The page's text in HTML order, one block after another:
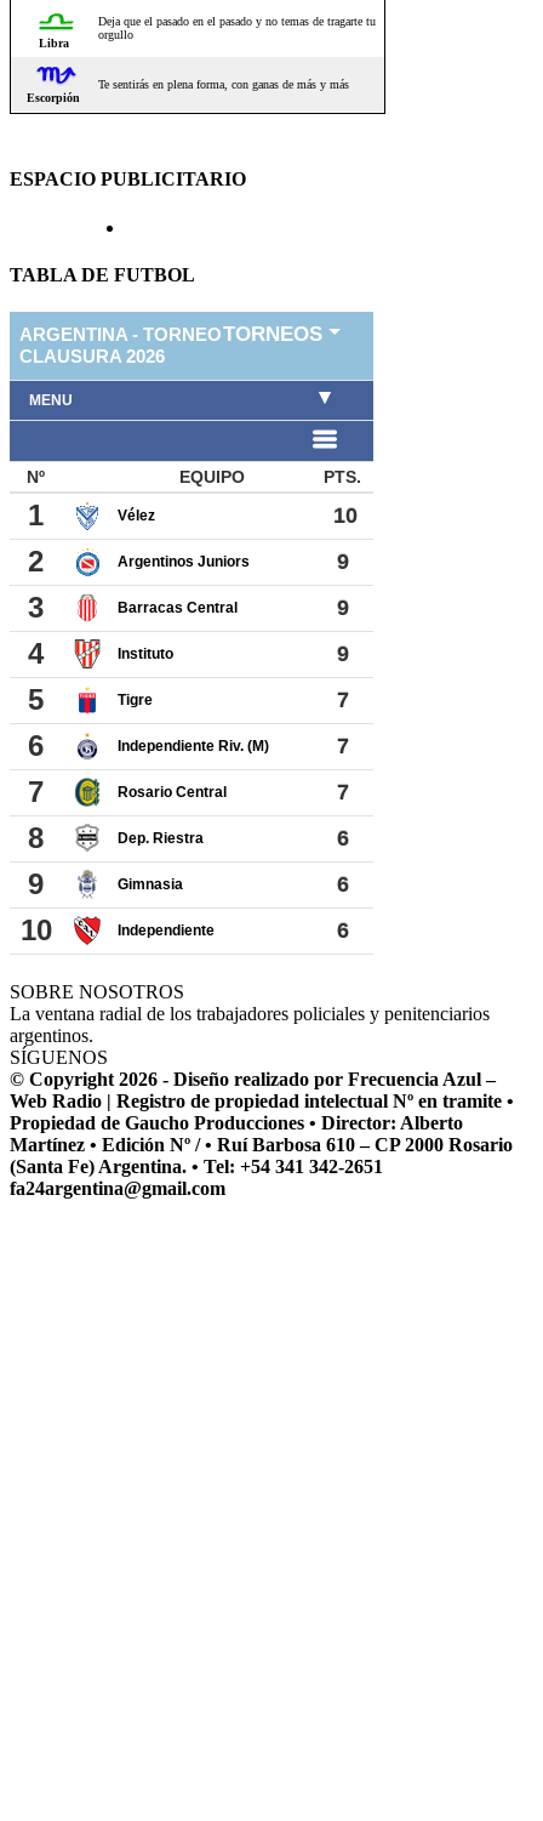
ESPACIO PUBLICITARIO
TABLA DE FUTBOL
SOBRE NOSOTROS
La ventana radial de los trabajadores policiales y penitenciarios
argentinos.
SÍGUENOS
© Copyright 2026 - Diseño realizado por Frecuencia Azul –
Web Radio | Registro de propiedad intelectual Nº en tramite •
Propiedad de Gaucho Producciones • Director: Alberto
Martínez • Edición Nº / • Ruí Barbosa 610 – CP 2000 Rosario
(Santa Fe) Argentina. • Tel: +54 341 342-2651
fa24argentina@gmail.com